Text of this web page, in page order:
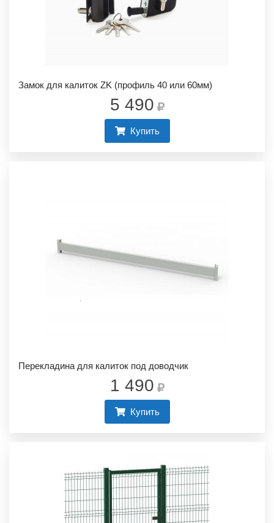
Замок для калиток ZK (профиль 40 или 60мм)
5 490
Купить
Перекладина для калиток под доводчик
1 490
Купить